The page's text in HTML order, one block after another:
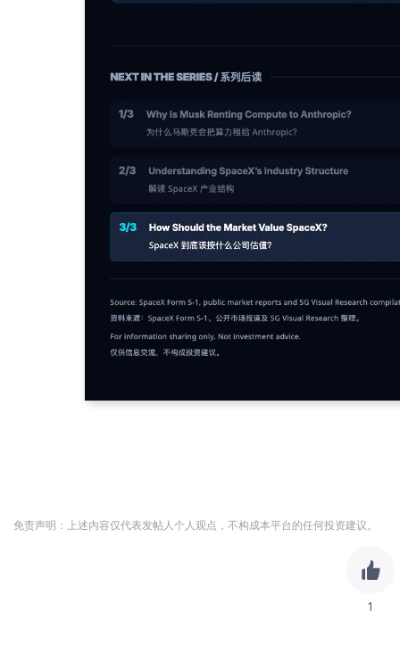
免责声明：上述内容仅代表发帖人个人观点，不构成本平台的任何投资建议。
1